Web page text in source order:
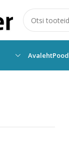
AvalehtPood